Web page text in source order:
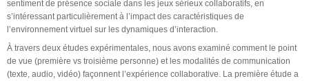
sentiment de présence sociale dans les jeux sérieux collaboratifs, en
s’intéressant particulièrement à l’impact des caractéristiques de
l’environnement virtuel sur les dynamiques d’interaction.
À travers deux études expérimentales, nous avons examiné comment le point
de vue (première vs troisième personne) et les modalités de communication
(texte, audio, vidéo) façonnent l’expérience collaborative. La première étude a